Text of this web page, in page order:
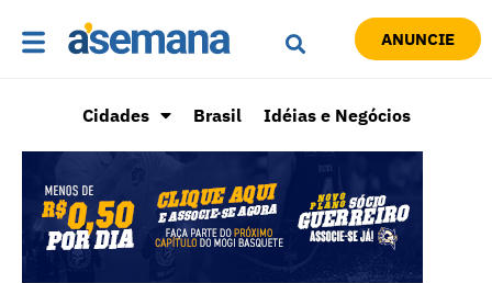
ANUNCIE
Cidades Brasil Idéias e Negócios